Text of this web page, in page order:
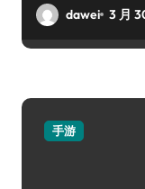
dawei 3 月
手游